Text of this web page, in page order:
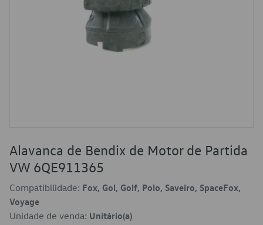
Alavanca de Bendix de Motor de Partida
VW 6QE911365
Compatibilidade: Fox, Gol, Golf, Polo, Saveiro, SpaceFox,
Voyage
Unidade de venda: Unitário(a)